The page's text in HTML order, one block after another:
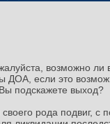
возможно
ДОА, если это
подскажете выход?
рода подвиг,